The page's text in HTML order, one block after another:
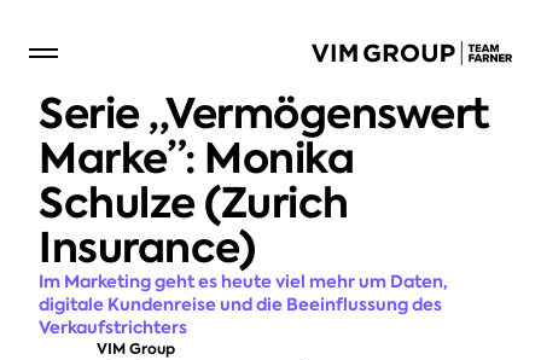
Serie ,,Vermögenswert
Marke”: Monika
Schulze (Zurich
Insurance)
Im Marketing geht es heute viel mehr um Daten,
digitale Kundenreise und die Beeinflussung des
Verkaufstrichters
VIM Group